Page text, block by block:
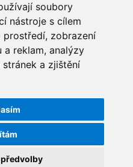
soubory
nástroje s cílem
prostředí, zobrazení
a reklam, analýzy
a zjištění
HALY
23
30